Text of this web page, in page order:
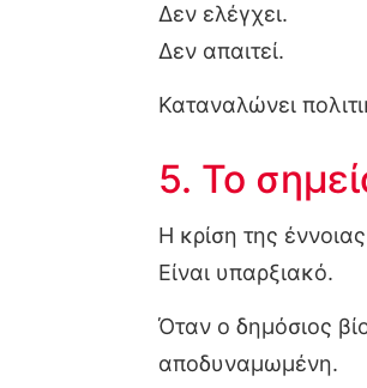
Δεν ελέγχει.
Δεν απαιτεί.
Καταναλώνει
5. Το
Η κρίση της
Είναι υπαρξιακό.
Όταν ο δημόσιος
αποδυναμωμένη.